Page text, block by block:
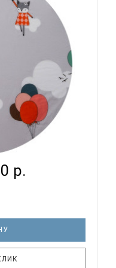
к частым
пар..
ЛИСЯТА -
р.